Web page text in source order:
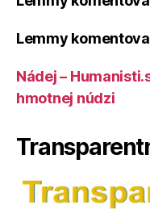
Lemmy
Nádej –
hmotnej núdzi